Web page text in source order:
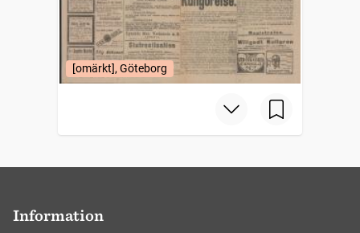
[omärkt], Göteborg
Information